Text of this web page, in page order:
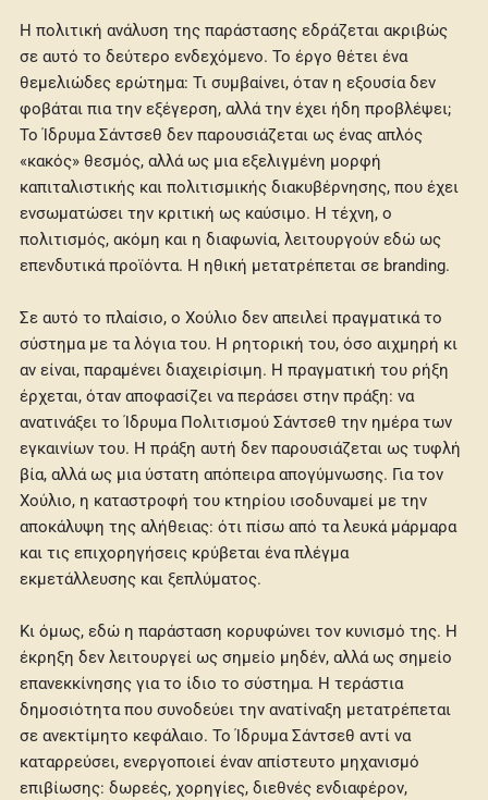
Η πολιτική ανάλυση της παράστασης εδράζεται ακριβώς
σε αυτό το δεύτερο ενδεχόμενο. Το έργο θέτει ένα
θεμελιώδες ερώτημα: Τι συμβαίνει, όταν η εξουσία δεν
φοβάται πια την εξέγερση, αλλά την έχει ήδη προβλέψει;
Το Ίδρυμα Σάντσεθ δεν παρουσιάζεται ως ένας απλός
«κακός» θεσμός, αλλά ως μια εξελιγμένη μορφή
καπιταλιστικής και πολιτισμικής διακυβέρνησης, που έχει
ενσωματώσει την κριτική ως καύσιμο. Η τέχνη, ο
πολιτισμός, ακόμη και η διαφωνία, λειτουργούν εδώ ως
επενδυτικά προϊόντα. Η ηθική μετατρέπεται σε branding.
Σε αυτό το πλαίσιο, ο Χούλιο δεν απειλεί πραγματικά το
σύστημα με τα λόγια του. Η ρητορική του, όσο αιχμηρή κι
αν είναι, παραμένει διαχειρίσιμη. Η πραγματική του ρήξη
έρχεται, όταν αποφασίζει να περάσει στην πράξη: να
ανατινάξει το Ίδρυμα Πολιτισμού Σάντσεθ την ημέρα των
εγκαινίων του. Η πράξη αυτή δεν παρουσιάζεται ως τυφλή
βία, αλλά ως μια ύστατη απόπειρα απογύμνωσης. Για τον
Χούλιο, η καταστροφή του κτηρίου ισοδυναμεί με την
αποκάλυψη της αλήθειας: ότι πίσω από τα λευκά μάρμαρα
και τις επιχορηγήσεις κρύβεται ένα πλέγμα
εκμετάλλευσης και ξεπλύματος.
Κι όμως, εδώ η παράσταση κορυφώνει τον κυνισμό της. Η
έκρηξη δεν λειτουργεί ως σημείο μηδέν, αλλά ως σημείο
επανεκκίνησης για το ίδιο το σύστημα. Η τεράστια
δημοσιότητα που συνοδεύει την ανατίναξη μετατρέπεται
σε ανεκτίμητο κεφάλαιο. Το Ίδρυμα Σάντσεθ αντί να
καταρρεύσει, ενεργοποιεί έναν απίστευτο μηχανισμό
επιβίωσης: δωρεές, χορηγίες, διεθνές ενδιαφέρον,